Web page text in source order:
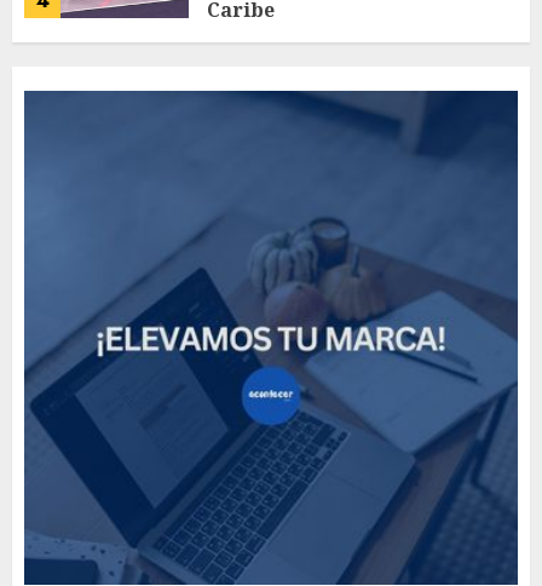
Caribe
AGOSTO 4, 2026 58
5
Need to Know About the
Classic Cars in a Retro
Movie?
MAYO 14, 2024 796